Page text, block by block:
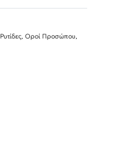
, Οροί Προσώπου,